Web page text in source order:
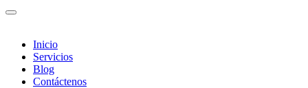
Inicio
Servicios
Blog
Contáctenos